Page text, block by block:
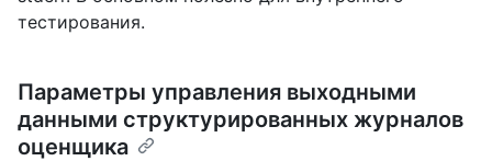
тестирования.
Параметры управления выходными
данными структурированных журналов
оценщика